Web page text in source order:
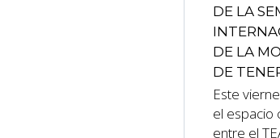
DE LA
DE LA
DE
Este
el espacio
entre el